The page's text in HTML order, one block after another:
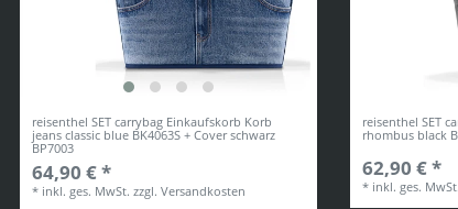
reisenthel SET carrybag Einkaufskorb Korb
jeans classic blue BK4063S + Cover schwarz
BP7003
64,90 € *
* inkl. ges. MwSt. zzgl.Versandkosten
reisenthel SET
rhombus black
62,90 € *
* inkl. ges. MwSt.